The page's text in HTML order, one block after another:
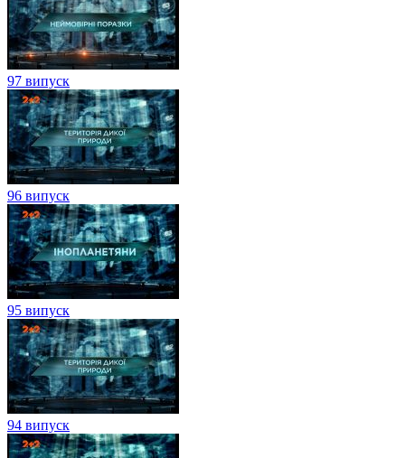
97 випуск
96 випуск
95 випуск
94 випуск